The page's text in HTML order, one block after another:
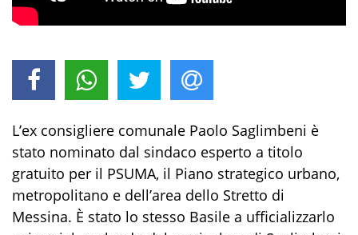
L’ex consigliere comunale Paolo Saglimbeni è
stato nominato dal sindaco esperto a titolo
gratuito per il PSUMA, il Piano strategico urbano,
metropolitano e dell’area dello Stretto di
Messina. È stato lo stesso Basile a ufficializzarlo